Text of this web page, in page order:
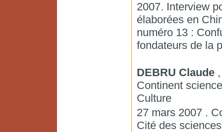
2007. Interview
élaborées en
numéro 13 :
fondateurs de la
DEBRU Claude,
Continent
Culture
27 mars 2007 .
Cité des